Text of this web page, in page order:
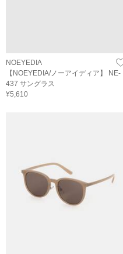
NOEYEDIA
【NOEYEDIA/ノーアイディア】 NE-
437 サングラス
¥5,610